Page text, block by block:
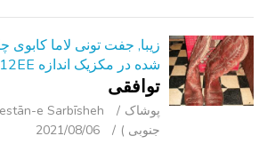
زیبا, جفت تونی لاما
شده در مکزیک اندازه 12EE
توافقی
پوشاک
جنوبی )
2021/08/06